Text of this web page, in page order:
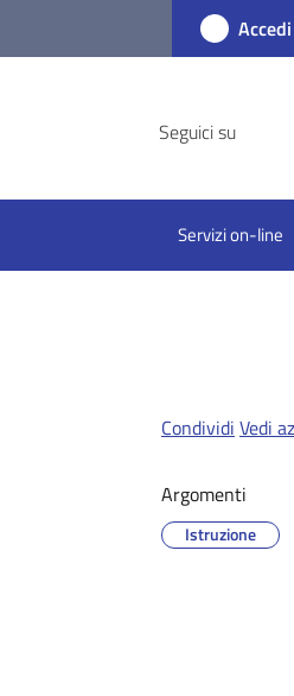
Seguici su
Servizi on-line
Condividi Vedi
Argomenti
Istruzione